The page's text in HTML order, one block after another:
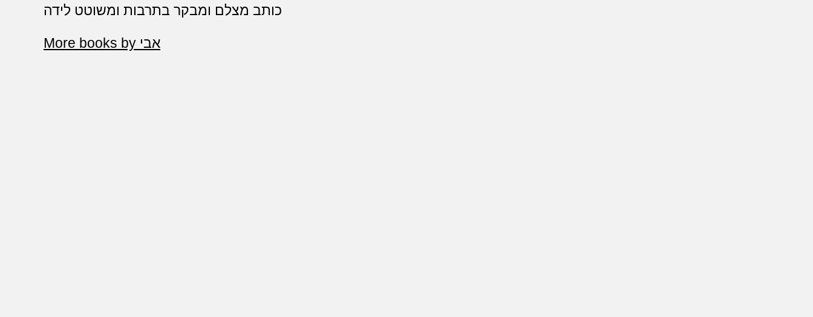
כותב מצלם ומבקר בתרבות ומשוטט לידה
More books by אבי